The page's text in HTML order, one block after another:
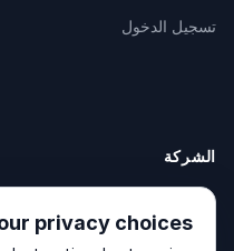
تسجيل الدخول
الشركة
عن الشركة
اتصل بنا
privacy choices